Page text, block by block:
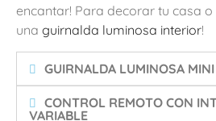
encantar! Para decorar tu casa o
una guirnalda luminosa interior!
GUIRNALDA LUMINOSA
CONTROL REMOTO CON
VARIABLE